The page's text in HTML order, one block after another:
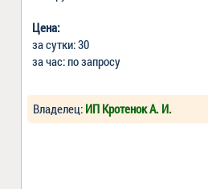
Цена:
за сутки: 30
за час: по запросу
Владелец: ИП Кротенок А. И.